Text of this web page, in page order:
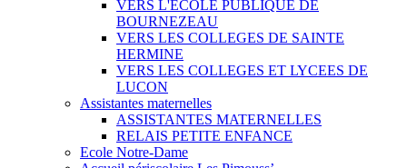
VERS L'ECOLE PUBLIQUE DE
BOURNEZEAU
VERS LES COLLEGES DE SAINTE
HERMINE
VERS LES COLLEGES ET LYCEES DE
LUCON
Assistantes maternelles
ASSISTANTES MATERNELLES
RELAIS PETITE ENFANCE
Ecole Notre-Dame